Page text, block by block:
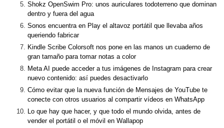
Shokz OpenSwim Pro: unos auriculares todoterreno que dominan
dentro y fuera del agua
Sonos encuentra en Play el altavoz portátil que llevaba años
queriendo fabricar
Kindle Scribe Colorsoft nos pone en las manos un cuaderno de
gran tamaño para tomar notas a color
Meta AI puede acceder a tus imágenes de Instagram para crear
nuevo contenido: así puedes desactivarlo
Cómo evitar que la nueva función de Mensajes de YouTube te
conecte con otros usuarios al compartir vídeos en WhatsApp
Lo que hay que hacer, y que todo el mundo olvida, antes de
vender el portátil o el móvil en Wallapop